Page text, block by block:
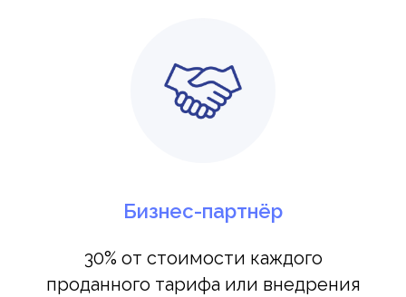
Бизнес-партнёр
30% от стоимости каждого
проданного тарифа или внедрения